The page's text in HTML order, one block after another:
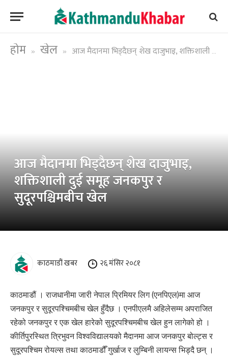
होम » खेल » आज मैदानमा भिड्दैछन् शेख दाजुभाइ, शक्तिशाली दुई समूह जनकपुर र सुदूरपश्चिमबीच खेल
आज मैदानमा भिड्दैछन् शेख दाजुभाइ,
शक्तिशाली दुई समूह जनकपुर र
सुदूरपश्चिमबीच खेल
काठमाडौं खबर २६ मंसिर २०८१
काठमाडौं । राजधानीमा जारी नेपाल प्रिमियर लिग (एनपिएल)मा आज
जनकपुर र सुदूरपश्चिमबीच खेल हुँदैछ । एनपीएलमै अहिलेसम्म अपराजित
रहेको जनकपुर र एक खेल हारेको सुदूरपश्चिमबीच खेल हुन लागेको हो ।
कीर्तिपुरस्थित त्रिभुवन विश्वविद्यालयको मैदानमा आज जनकपुर बोल्ट्स र
सुदूरपश्चिम रोयल्स तथा काठमाडौँ गुर्खाज र लुम्बिनी लायन्स भिड्दै छन् ।